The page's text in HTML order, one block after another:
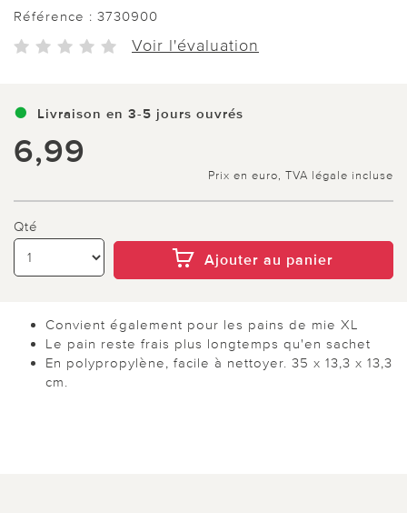
Référence : 3730900
Voir l'évaluation
Livraison en 3-5 jours ouvrés
6,99
Prix en euro, TVA légale incluse
Qté
Ajouter au panier
Convient également pour les pains de mie XL
Le pain reste frais plus longtemps qu'en sachet
En polypropylène, facile à nettoyer. 35 x 13,3 x 13,3
cm.